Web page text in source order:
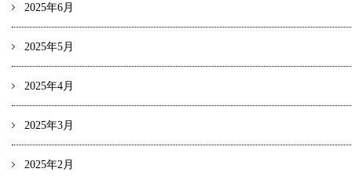
2025年6月
2025年5月
2025年4月
2025年3月
2025年2月